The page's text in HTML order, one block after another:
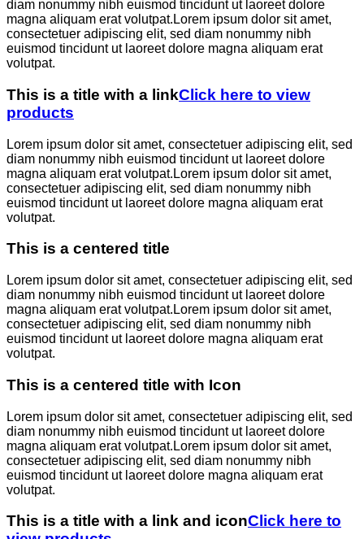
diam nonummy nibh euismod tincidunt ut laoreet dolore
magna aliquam erat volutpat.Lorem ipsum dolor sit amet,
consectetuer adipiscing elit, sed diam nonummy nibh
euismod tincidunt ut laoreet dolore magna aliquam erat
volutpat.
This is a title with a linkClick here to view
products
Lorem ipsum dolor sit amet, consectetuer adipiscing elit, sed
diam nonummy nibh euismod tincidunt ut laoreet dolore
magna aliquam erat volutpat.Lorem ipsum dolor sit amet,
consectetuer adipiscing elit, sed diam nonummy nibh
euismod tincidunt ut laoreet dolore magna aliquam erat
volutpat.
This is a centered title
Lorem ipsum dolor sit amet, consectetuer adipiscing elit, sed
diam nonummy nibh euismod tincidunt ut laoreet dolore
magna aliquam erat volutpat.Lorem ipsum dolor sit amet,
consectetuer adipiscing elit, sed diam nonummy nibh
euismod tincidunt ut laoreet dolore magna aliquam erat
volutpat.
This is a centered title with Icon
Lorem ipsum dolor sit amet, consectetuer adipiscing elit, sed
diam nonummy nibh euismod tincidunt ut laoreet dolore
magna aliquam erat volutpat.Lorem ipsum dolor sit amet,
consectetuer adipiscing elit, sed diam nonummy nibh
euismod tincidunt ut laoreet dolore magna aliquam erat
volutpat.
This is a title with a link and iconClick here to